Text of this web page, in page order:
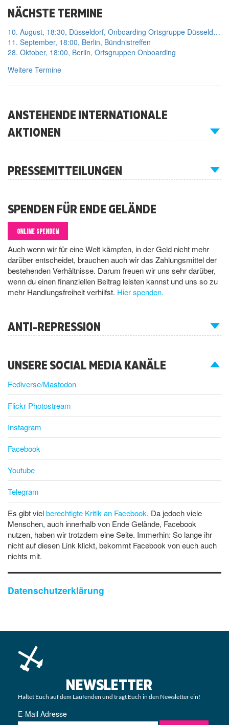
NÄCHSTE TERMINE
10. August, 18:30, Düsseldorf, Onboarding Ortsgruppe Düsseldorf
11. September, 18:00, Berlin, Bündnistreffen
28. Oktober, 18:00, Berlin, Ortsgruppen Onboarding
Weitere Termine
ANSTEHENDE INTERNATIONALE
AKTIONEN
PRESSEMITTEILUNGEN
SPENDEN FÜR ENDE GELÄNDE
ONLINE SPENDEN
Auch wenn wir für eine Welt kämpfen, in der Geld nicht mehr
darüber entscheidet, brauchen auch wir das Zahlungsmittel der
bestehenden Verhältnisse. Darum freuen wir uns sehr darüber,
wenn du einen finanziellen Beitrag leisten kannst und uns so zu
mehr Handlungsfreiheit verhilfst. Hier spenden.
ANTI-REPRESSION
UNSERE SOCIAL MEDIA KANÄLE
Fediverse/Mastodon
Flickr Photostream
Instagram
Facebook
Youtube
Telegram
Es gibt vielberechtigte Kritik an Facebook. Da jedoch viele
Menschen, auch innerhalb von Ende Gelände, Facebook
nutzen, haben wir trotzdem eine Seite. Immerhin: So lange ihr
nicht auf diesen Link klickt, bekommt Facebook von euch auch
nichts mit.
Datenschutzerklärung
NEWSLETTER
Haltet Euch auf dem Laufenden und tragt Euch in den Newsletter ein!
E-Mail Adresse